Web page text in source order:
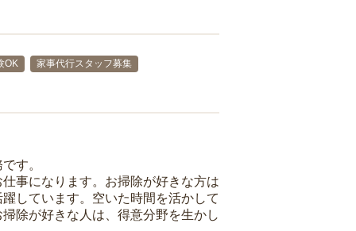
OK
家事代行スタッフ募集
す。
事になります。お掃除が好きな方は
しています。空いた時間を活かして
除が好きな人は、得意分野を生かし